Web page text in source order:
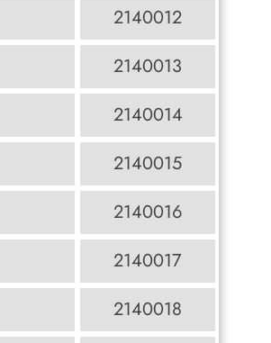
2140012
2140013
2140014
2140015
2140016
2140017
2140018